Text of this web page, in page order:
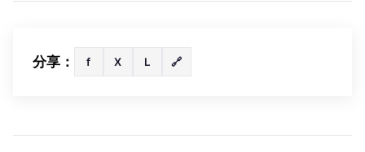
分享： f X L 🔗